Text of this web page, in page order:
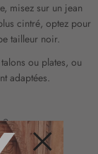
misez sur un jean
cintré, optez pour
tailleur noir.
ou plates, ou
adaptées.
?
?